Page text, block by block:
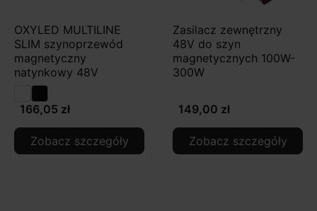
OXYLED MULTILINE
SLIM szynoprzewód
magnetyczny
natynkowy 48V
166,05 zł
Zobacz szczegóły
Zasilacz zewnętrzny
48V do szyn
magnetycznych 100W-
300W
149,00 zł
Zobacz szczegóły